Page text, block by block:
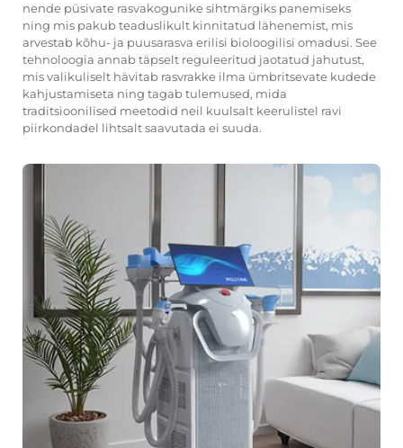
nende püsivate rasvakogunike sihtmärgiks panemiseks
ning mis pakub teaduslikult kinnitatud lähenemist, mis
arvestab kõhu- ja puusarasva erilisi bioloogilisi omadusi. See
tehnoloogia annab täpselt reguleeritud jaotatud jahutust,
mis valikuliselt hävitab rasvrakke ilma ümbritsevate kudede
kahjustamiseta ning tagab tulemused, mida
traditsioonilised meetodid neil kuulsalt keerulistel ravi
piirkondadel lihtsalt saavutada ei suuda.